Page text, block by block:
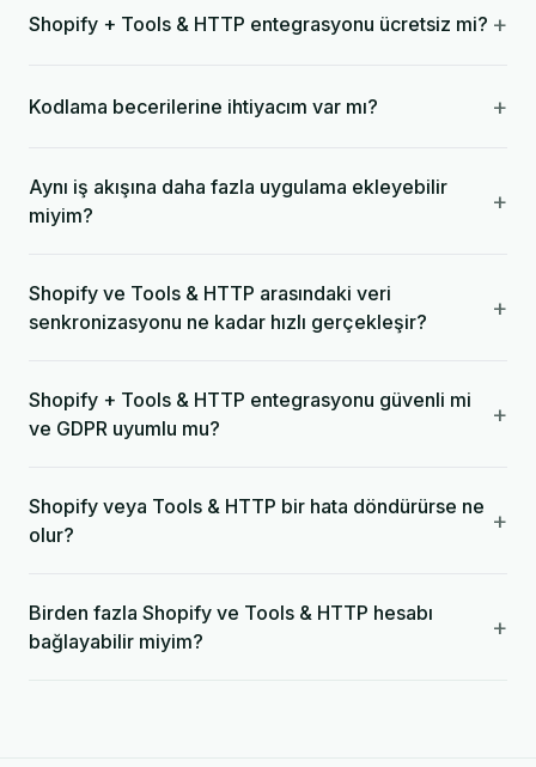
Shopify + Tools & HTTP entegrasyonu ücretsiz mi? +
Kodlama becerilerine ihtiyacım var mı? +
Aynı iş akışına daha fazla uygulama ekleyebilir
miyim?
+
Shopify ve Tools & HTTP arasındaki veri
senkronizasyonu ne kadar hızlı gerçekleşir?
+
Shopify + Tools & HTTP entegrasyonu güvenli mi
ve GDPR uyumlu mu?
+
Shopify veya Tools & HTTP bir hata döndürürse ne
olur?
+
Birden fazla Shopify ve Tools & HTTP hesabı
bağlayabilir miyim?
+